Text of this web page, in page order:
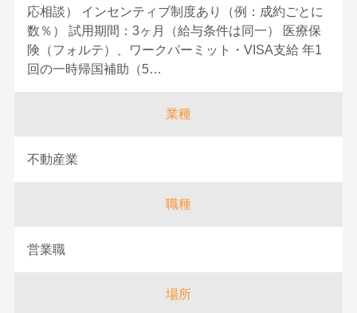
応相談） インセンティブ制度あり（例：成約ごとに
数％） 試用期間：3ヶ月（給与条件は同一） 医療保
険（フォルテ）、ワークパーミット・VISA支給 年1
回の一時帰国補助（5…
業種
不動産業
職種
営業職
場所